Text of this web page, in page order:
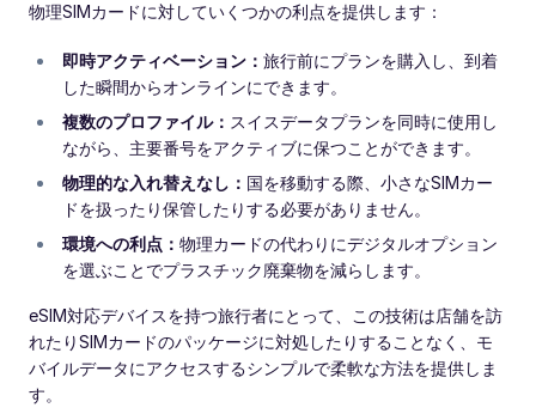
物理SIMカードに対していくつかの利点を提供します：
即時アクティベーション： 旅行前にプランを購入し、到着
した瞬間からオンラインにできます。
複数のプロファイル： スイスデータプランを同時に使用し
ながら、主要番号をアクティブに保つことができます。
物理的な入れ替えなし： 国を移動する際、小さなSIMカー
ドを扱ったり保管したりする必要がありません。
環境への利点： 物理カードの代わりにデジタルオプション
を選ぶことでプラスチック廃棄物を減らします。
eSIM対応デバイスを持つ旅行者にとって、この技術は店舗を訪
れたりSIMカードのパッケージに対処したりすることなく、モ
バイルデータにアクセスするシンプルで柔軟な方法を提供しま
す。